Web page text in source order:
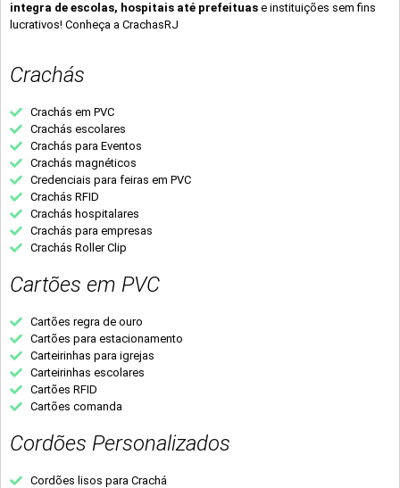
integra de escolas, hospitais até prefeituas e instituições sem fins
lucrativos! Conheça a CrachasRJ
Crachás
Crachás em PVC
Crachás escolares
Crachás para Eventos
Crachás magnéticos
Credenciais para feiras em PVC
Crachás RFID
Crachás hospitalares
Crachás para empresas
Crachás Roller Clip
Cartões em PVC
Cartões regra de ouro
Cartões para estacionamento
Carteirinhas para igrejas
Carteirinhas escolares
Cartões RFID
Cartões comanda
Cordões Personalizados
Cordões lisos para Crachá